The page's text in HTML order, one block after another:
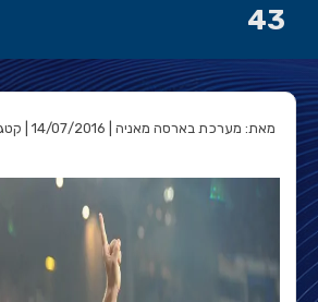
43
מאת: מערכת בארסה מאניה | 14/07/2016 | קטגוריה: